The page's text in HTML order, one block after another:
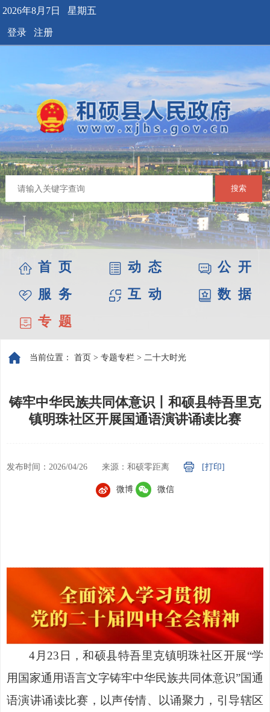
2026年8月7日 星期五
登录 注册
搜索
首 页 动 态
公 开
服 务
互 动
数 据
专 题
当前位置： 首页 > 专题专栏 > 二十大时光
铸牢中华民族共同体意识丨和硕县特吾里克
镇明珠社区开展国通语演讲诵读比赛
发布时间：2026/04/26 来源：和硕零距离 [打印]
微博 微信
4月23日，和硕县特吾里克镇明珠社区开展“学
用国家通用语言文字铸牢中华民族共同体意识”国通
语演讲诵读比赛，以声传情、以诵聚力，引导辖区